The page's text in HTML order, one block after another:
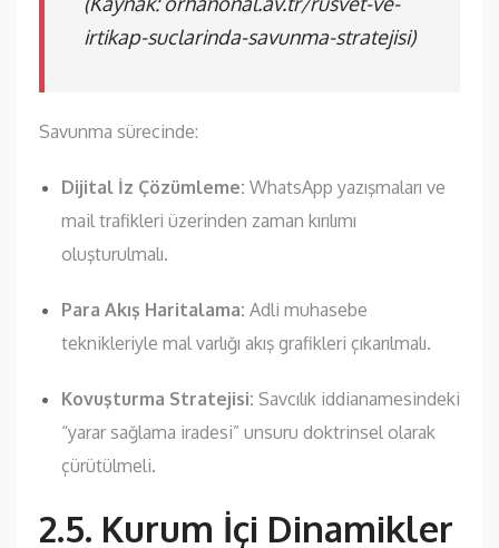
irtikap-suclarinda-savunma-stratejisi)
Savunma sürecinde:
Dijital İz Çözümleme: WhatsApp yazışmaları ve
mail trafikleri üzerinden zaman kırılımı
oluşturulmalı.
Para Akış Haritalama: Adli muhasebe
teknikleriyle mal varlığı akış grafikleri çıkarılmalı.
Kovuşturma Stratejisi: Savcılık iddianamesindeki
“yarar sağlama iradesi” unsuru doktrinsel olarak
çürütülmeli.
2.5. Kurum İçi Dinamikler